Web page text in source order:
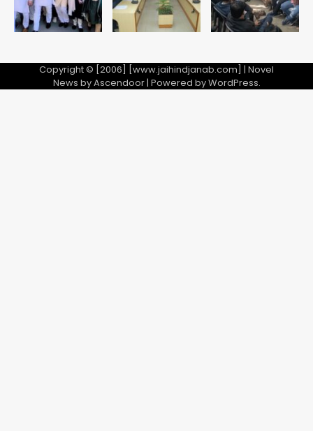
Copyright © [2006] [www.jaihindjanab.com] | Novel
News byAscendoor| Powered byWordPress.